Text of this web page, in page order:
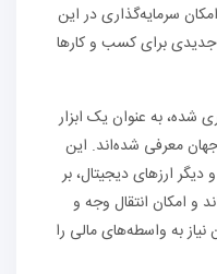
سرمایه‌گذاری در این
جدیدی برای کسب و کارها
شده، به عنوان یک ابزار
معرفی شده‌اند. این
دیگر ارزهای دیجیتال، بر
و امکان انتقال وجه و
به واسطه‌های مالی را